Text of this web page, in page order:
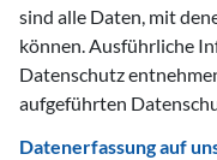
sind alle Daten, mit
können. Ausführliche
Datenschutz
aufgeführten
Datenerfassung auf